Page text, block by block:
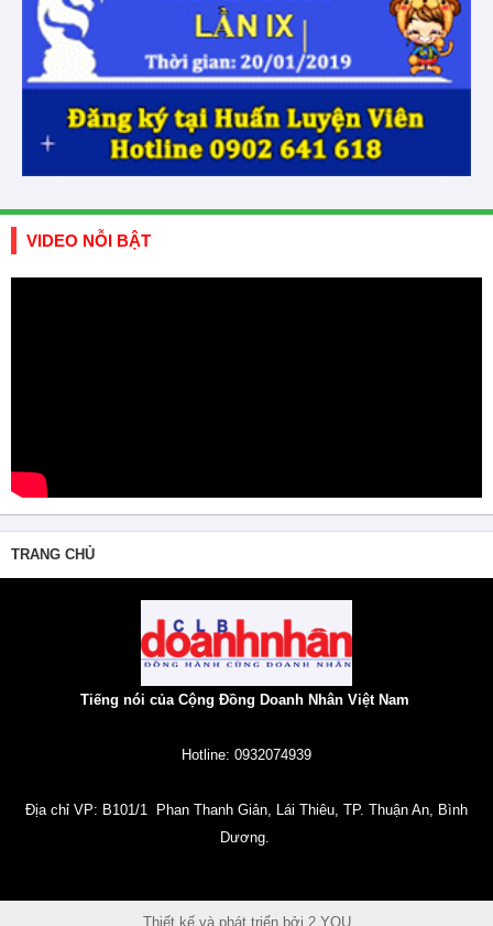
VIDEO NỖI BẬT
TRANG CHỦ
Tiếng nói của Cộng Đồng Doanh Nhân Việt Nam
Hotline: 0932074939
Địa chỉ VP: B101/1 Phan Thanh Giản, Lái Thiêu, TP. Thuận An, Bình
Dương.
Thiết kế và phát triển bởi 2 YOU